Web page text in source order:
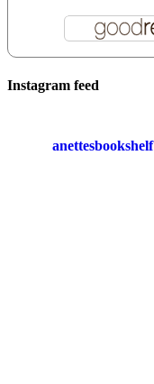
Instagram feed
anettesbookshelf